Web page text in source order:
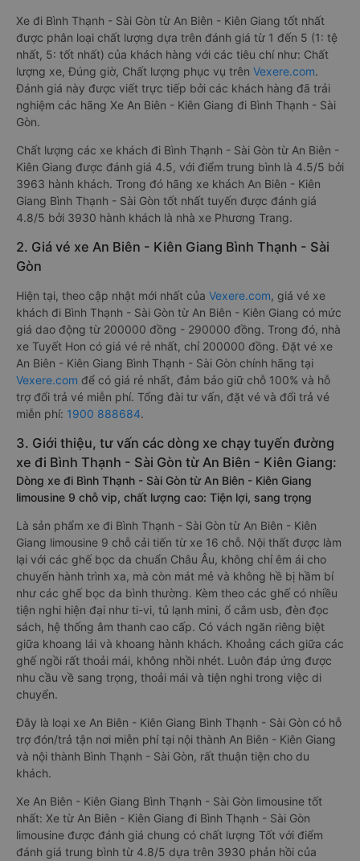
Xe đi Bình Thạnh - Sài Gòn từ An Biên - Kiên Giang tốt nhất
được phân loại chất lượng dựa trên đánh giá từ 1 đến 5 (1: tệ
nhất, 5: tốt nhất) của khách hàng với các tiêu chí như: Chất
lượng xe, Đúng giờ, Chất lượng phục vụ trên Vexere.com.
Đánh giá này được viết trực tiếp bởi các khách hàng đã trải
nghiệm các hãng Xe An Biên - Kiên Giang đi Bình Thạnh - Sài
Gòn.
Chất lượng các xe khách đi Bình Thạnh - Sài Gòn từ An Biên -
Kiên Giang được đánh giá 4.5, với điểm trung bình là 4.5/5 bởi
3963 hành khách. Trong đó hãng xe khách An Biên - Kiên
Giang Bình Thạnh - Sài Gòn tốt nhất tuyến được đánh giá
4.8/5 bởi 3930 hành khách là nhà xe Phương Trang.
2. Giá vé xe An Biên - Kiên Giang Bình Thạnh - Sài
Gòn
Hiện tại, theo cập nhật mới nhất của Vexere.com, giá vé xe
khách đi Bình Thạnh - Sài Gòn từ An Biên - Kiên Giang có mức
giá dao động từ 200000 đồng - 290000 đồng. Trong đó, nhà
xe Tuyết Hon có giá vé rẻ nhất, chỉ 200000 đồng. Đặt vé xe
An Biên - Kiên Giang Bình Thạnh - Sài Gòn chính hãng tại
Vexere.com để có giá rẻ nhất, đảm bảo giữ chỗ 100% và hỗ
trợ đổi trả vé miễn phí. Tổng đài tư vấn, đặt vé và đổi trả vé
miễn phí: 1900 888684.
3. Giới thiệu, tư vấn các dòng xe chạy tuyến đường
xe đi Bình Thạnh - Sài Gòn từ An Biên - Kiên Giang:
Dòng xe đi Bình Thạnh - Sài Gòn từ An Biên - Kiên Giang
limousine 9 chỗ vip, chất lượng cao: Tiện lợi, sang trọng
Là sản phẩm xe đi Bình Thạnh - Sài Gòn từ An Biên - Kiên
Giang limousine 9 chỗ cải tiến từ xe 16 chỗ. Nội thất được làm
lại với các ghế bọc da chuẩn Châu Âu, không chỉ êm ái cho
chuyến hành trình xa, mà còn mát mẻ và không hề bị hầm bí
như các ghế bọc da bình thường. Kèm theo các ghế có nhiều
tiện nghi hiện đại như ti-vi, tủ lạnh mini, ổ cắm usb, đèn đọc
sách, hệ thống âm thanh cao cấp. Có vách ngăn riêng biệt
giữa khoang lái và khoang hành khách. Khoảng cách giữa các
ghế ngồi rất thoải mái, không nhồi nhét. Luôn đáp ứng được
nhu cầu về sang trọng, thoải mái và tiện nghi trong việc di
chuyển.
Đây là loại xe An Biên - Kiên Giang Bình Thạnh - Sài Gòn có hỗ
trợ đón/trả tận nơi miễn phí tại nội thành An Biên - Kiên Giang
và nội thành Bình Thạnh - Sài Gòn, rất thuận tiện cho du
khách.
Xe An Biên - Kiên Giang Bình Thạnh - Sài Gòn limousine tốt
nhất: Xe từ An Biên - Kiên Giang đi Bình Thạnh - Sài Gòn
limousine được đánh giá chung có chất lượng Tốt với điểm
đánh giá trung bình từ 4.8/5 dựa trên 3930 phản hồi của